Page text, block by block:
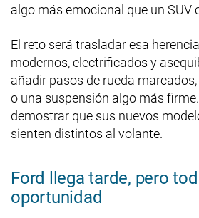
algo más emocional que un SUV
El reto será trasladar esa
modernos, electrificados y
añadir pasos de rueda
o una suspensión algo más
demostrar que sus nuevos
sienten distintos al volante.
Ford llega tarde, pero
oportunidad